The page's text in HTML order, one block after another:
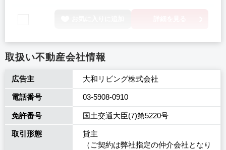
取扱い不動産会社情報
広告主 大和リビング株式会社
電話番号 03-5908-0910
免許番号 国土交通大臣(7)第5220号
取引形態
貸主
（ご契約は弊社指定の仲介会社となり